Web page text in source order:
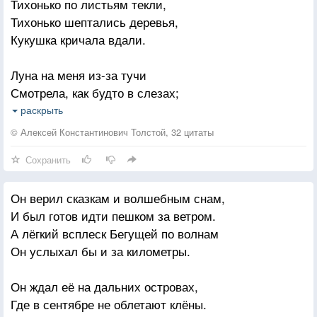
Это всё потонет в белом,
Всё зима запорошит.
Мне будет сниться.
Когда я в среду кружил над городом,
И я подумал ещё тогда, мол,
Белая птица.
А на дворе уже октябрь —
Для тех, кто видел, раз хотя бы,
Как клён меняет оперение.
А дождь — лишь выписка из правил:
Я просто облако пришпорил.
Я по любви поминки справил,
Я по любви поминки справил,
Тихонько по листьям текли,
Тихонько шептались деревья,
Кукушка кричала вдали.
Луна на меня из-за тучи
Смотрела, как будто в слезах;
Сидел я под кленом и думал,
И думал о прежних годах.
Не знаю, была ли в те годы
Душа не порочна моя?
Но многому б я не поверил,
Не сделал бы многого я.
Теперь же мне стали поняты
И многие светлые мысли
Одну за другой унесло.
раскрыть
© Алексей Константинович Толстой, 32 цитаты
Сохранить
Он верил сказкам и волшебным снам,
И был готов идти пешком за ветром.
А лёгкий всплеск Бегущей по волнам
Он услыхал бы и за километры.
Он ждал её на дальних островах,
Где в сентябре не облетают клёны.